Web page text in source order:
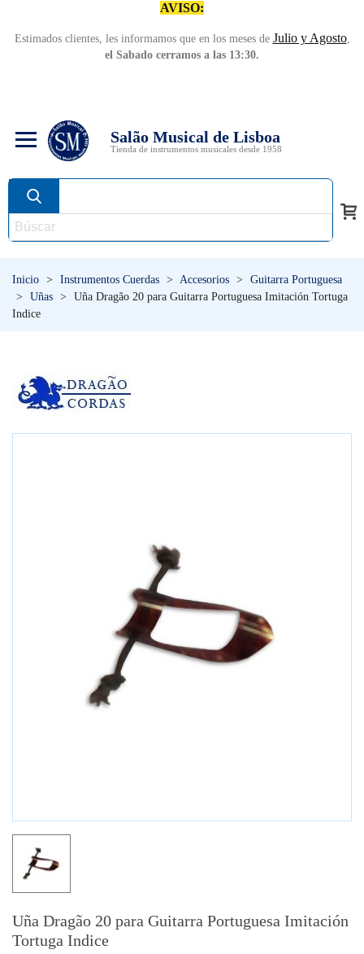
AVISO:
Estimados clientes, les informamos que en los meses de Julio y Agosto,
el Sabado cerramos a las 13:30.
Salão Musical de Lisboa
Tienda de instrumentos musicales desde 1958
Inicio > Instrumentos Cuerdas > Accesorios >
Guitarra Portuguesa
>
Uñas >
Uña Dragão 20 para Guitarra Portuguesa Imitación Tortuga
Indice
Uña Dragão 20 para Guitarra Portuguesa Imitación
Tortuga Indice